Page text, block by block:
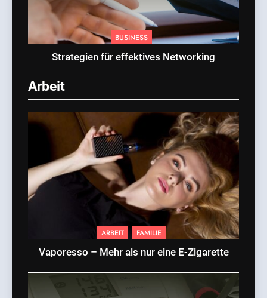
BUSINESS
Strategien für effektives Networking
Arbeit
ARBEIT FAMILIE
Vaporesso – Mehr als nur eine E-Zigarette